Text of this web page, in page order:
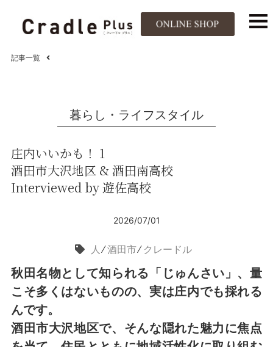
記事一覧
暮らし・ライフスタイル
庄内いいかも！ 1
酒田市大沢地区 & 酒田南高校
Interviewed by 遊佐高校
2026/07/01
人 ⁄酒田市⁄ クレードル
秋田名物として知られる「じゅんさい」、量
こそ多くはないものの、実は庄内でも採れる
んです。
酒田市大沢地区で、そんな隠れた魅力に焦点